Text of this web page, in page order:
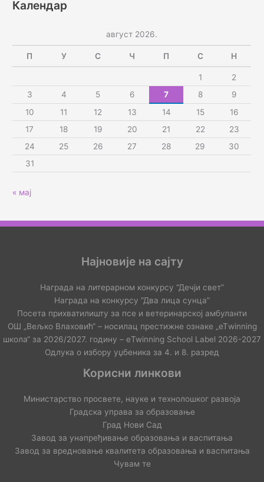
Календар
август 2026.
П У С Ч П С Н
1
2
3
4 5 6 7 8
9
10
11 12 13 14 15
16
17
18 19 20 21 22
23
24
25 26 27 28 29
30
31
« мај
Најновије на сајту
Награда на литерарном конкурсу “Дечји свет”
Награда на конкурсу “Два лица сунца”
Посета прихватилишту за псе и ветеринарској амбуланти
ОШ „Вељко Влаховић“ – носилац престижне ознаке „еТwinning
школа“ за 2026/2027. годину – еTwinning School Label 2026-2027
Одлука о избору уџбеника за 4. и 8. разред
Корисни линкови
Министарство просвете, науке и технолошког развоја
Градска управа за образовање
Град Нови Сад
Завод за унапређивање образовања и васпитања
Завод за вредновање квалитета образовања и васпитања
Чувам те